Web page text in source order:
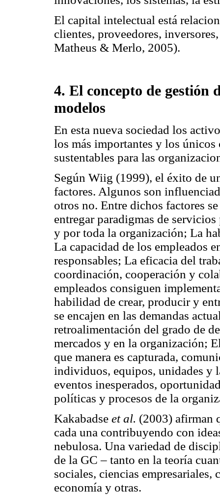
El capital intelectual está
clientes, proveedores,
Matheus & Merlo, 2005).
4. El concepto de gestión
modelos
En esta nueva sociedad los
los más importantes y los únicos
sustentables para las
Según Wiig (1999), el éxito de
factores. Algunos son
otros no. Entre dichos factores
entregar paradigmas de
y por toda la organización; La
La capacidad de los empleados
responsables; La eficacia del
coordinación, cooperación y
empleados consiguen
habilidad de crear, producir y
se encajen en las demandas
retroalimentación del grado de
mercados y en la organización;
que manera es capturada,
individuos, equipos, unidades y
eventos inesperados,
políticas y procesos de la
Kakabadse et al. (2003) afirman
cada una contribuyendo con
nebulosa. Una variedad de
de la GC – tanto en la teoría
sociales, ciencias
economía y otras.